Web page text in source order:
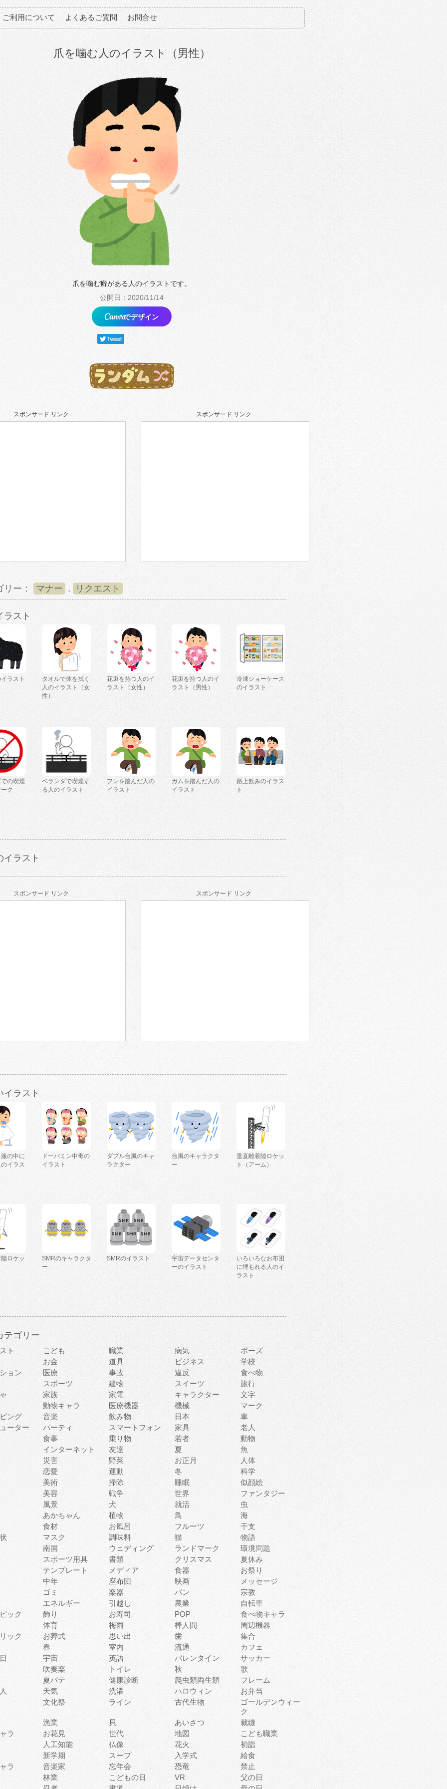
ご利用について よくあるご質問 お問合せ
爪を噛む人のイラスト（男性）
爪を噛む癖がある人のイラストです。
公開日：2020/11/14
でデザイン
スポンサード リンク スポンサード リンク
リー： マナー , リクエスト
ラスト
ラスト
タオルで体を拭く
人のイラスト（女
性）
花束を持つ人のイ
ラスト（女性）
花束を持つ人のイ
ラスト（男性）
冷凍ショーケース
のイラスト
の喫煙
ク
ベランダで喫煙す
る人のイラスト
フンを踏んだ人の
イラスト
ガムを踏んだ人の
イラスト
路上飲みのイラス
ト
イラスト
スポンサード リンク スポンサード リンク
イラスト
の中に
イラス
ドーパミン中毒の
イラスト
ダブル台風のキャ
ラクター
台風のキャラクタ
ー
垂直離着陸ロケッ
ト（アーム）
ロケッ
SMRのキャラクタ
ー
SMRのイラスト
宇宙データセンタ
ーのイラスト
いろいろなお布団
に埋もれる人のイ
ラスト
テゴリー
ト こども 職業 病気
ポーズ
お金
道具 ビジネス
学校
ョン
医療 事故 違反
食べ物
スポーツ
建物 スイーツ
旅行
家族 家電 キャラクター
文字
動物キャラ
医療機器 機械
マーク
ング
音楽 飲み物 日本
車
ーター
パーティ スマートフォン 家具
老人
食事
乗り物 若者
動物
インターネット
友達 夏
魚
災害
野菜 お正月
人体
恋愛
運動 冬
科学
美術
掃除 睡眠
似顔絵
美容
戦争 世界
ファンタジー
風景
犬 就活
虫
あかちゃん
植物 鳥
海
食材
お風呂 フルーツ
干支
マスク 調味料 猫
物語
南国
ウェディング ランドマーク
環境問題
スポーツ用具
書類 クリスマス
夏休み
テンプレート
メディア 食器
お祭り
中年
座布団 映画
メッセージ
ゴミ
楽器 パン
宗教
エネルギー
引越し 農業
自転車
ック
飾り お寿司 POP
食べ物キャラ
体育
梅雨 棒人間
周辺機器
ック
お葬式 思い出 歯
集合
春
室内 流通
カフェ
宇宙 英語 バレンタイン
サッカー
吹奏楽
トイレ 秋
歌
夏バテ
健康診断 爬虫類両生類
フレーム
天気 洗濯 ハロウィン
お弁当
文化祭
ライン 古代生物
ゴールデンウィー
ク
漁業
貝 あいさつ
裁縫
ラ
お花見 世代 地図
こども職業
人工知能
仏像 花火
初詣
新学期
スープ 入学式
給食
ラ
音楽家 忘年会 恐竜
禁止
林業
こどもの日 VR
父の日